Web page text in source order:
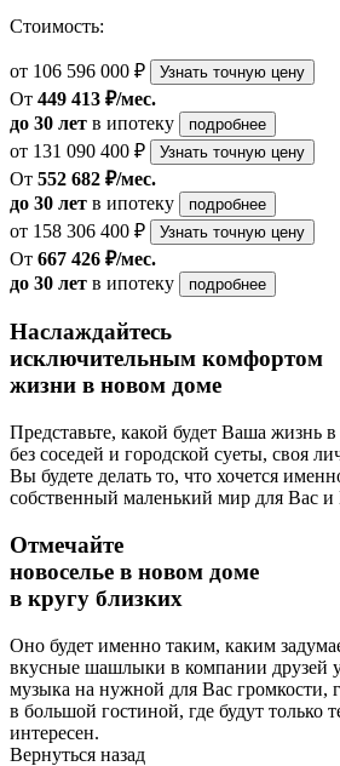
Стоимость:
от 106 596 000 ₽ Узнать точную цену
От 449 413 ₽/мес.
до 30 лет в ипотеку подробнее
от 131 090 400 ₽ Узнать точную цену
От 552 682 ₽/мес.
до 30 лет в ипотеку подробнее
от 158 306 400 ₽ Узнать точную цену
От 667 426 ₽/мес.
до 30 лет в ипотеку подробнее
Наслаждайтесь
исключительным комфортом
жизни в новом доме
Представьте, какой будет Ваша жизнь
без соседей и городской суеты, своя
Вы будете делать то, что хочется
собственный маленький мир для Вас
Отмечайте
новоселье в новом доме
в кругу близких
Оно будет именно таким, каким
вкусные шашлыки в компании друзей
музыка на нужной для Вас громкости,
в большой гостиной, где будут только
интересен.
Вернуться назад